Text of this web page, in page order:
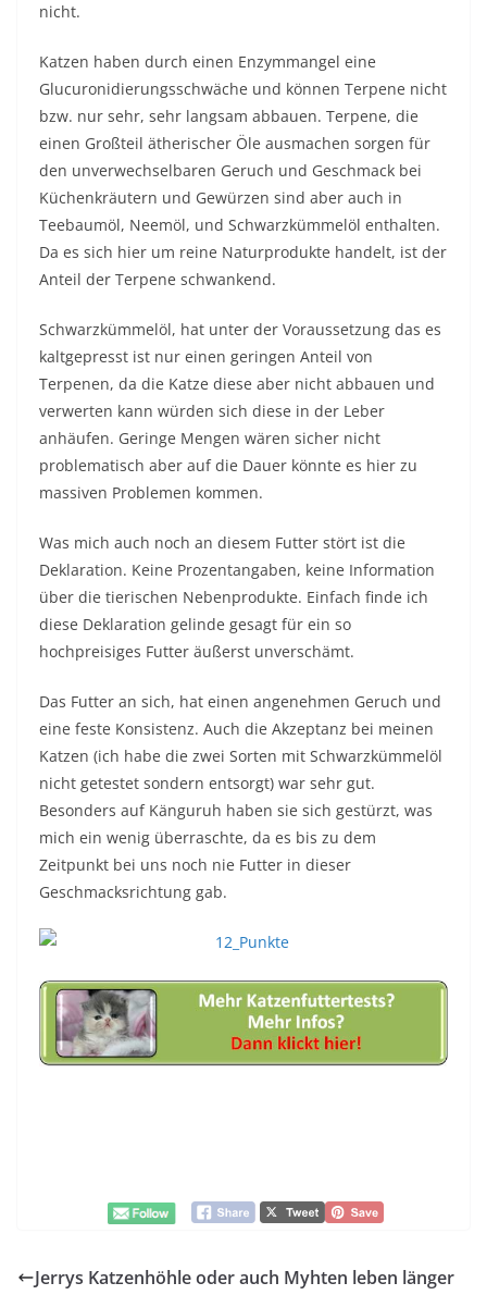
nicht.
Katzen haben durch einen Enzymmangel eine
Glucuronidierungsschwäche und können Terpene nicht
bzw. nur sehr, sehr langsam abbauen. Terpene, die
einen Großteil ätherischer Öle ausmachen sorgen für
den unverwechselbaren Geruch und Geschmack bei
Küchenkräutern und Gewürzen sind aber auch in
Teebaumöl, Neemöl, und Schwarzkümmelöl enthalten.
Da es sich hier um reine Naturprodukte handelt, ist der
Anteil der Terpene schwankend.
Schwarzkümmelöl, hat unter der Voraussetzung das es
kaltgepresst ist nur einen geringen Anteil von
Terpenen, da die Katze diese aber nicht abbauen und
verwerten kann würden sich diese in der Leber
anhäufen. Geringe Mengen wären sicher nicht
problematisch aber auf die Dauer könnte es hier zu
massiven Problemen kommen.
Was mich auch noch an diesem Futter stört ist die
Deklaration. Keine Prozentangaben, keine Information
über die tierischen Nebenprodukte. Einfach finde ich
diese Deklaration gelinde gesagt für ein so
hochpreisiges Futter äußerst unverschämt.
Das Futter an sich, hat einen angenehmen Geruch und
eine feste Konsistenz. Auch die Akzeptanz bei meinen
Katzen (ich habe die zwei Sorten mit Schwarzkümmelöl
nicht getestet sondern entsorgt) war sehr gut.
Besonders auf Känguruh haben sie sich gestürzt, was
mich ein wenig überraschte, da es bis zu dem
Zeitpunkt bei uns noch nie Futter in dieser
Geschmacksrichtung gab.
Jerrys Katzenhöhle oder auch Myhten leben länger